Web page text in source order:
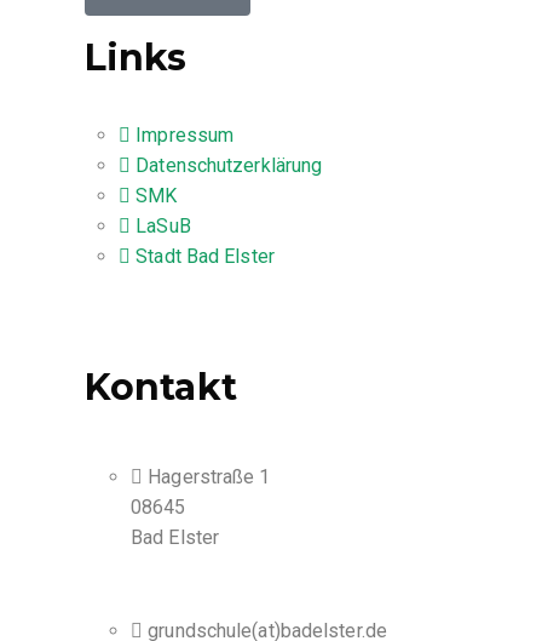
Links
Impressum
Datenschutzerklärung
SMK
LaSuB
Stadt Bad Elster
Kontakt
Hagerstraße 1
08645
Bad Elster
grundschule(at)badelster.de